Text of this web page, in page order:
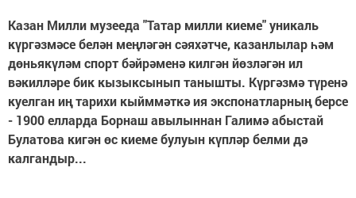
Казан Милли музееда "Татар милли киеме" уникаль
күргәзмәсе белән меңләгән сәяхәтче, казанлылар һәм
дөньякүләм спорт бәйрәменә килгән йөзләгән ил
вәкилләре бик кызыксынып танышты. Күргәзмә түренә
куелган иң тарихи кыйммәткә ия экспонатларның берсе
- 1900 елларда Борнаш авылыннан Галимә абыстай
Булатова кигән өс киеме булуын күпләр белми дә
калгандыр...